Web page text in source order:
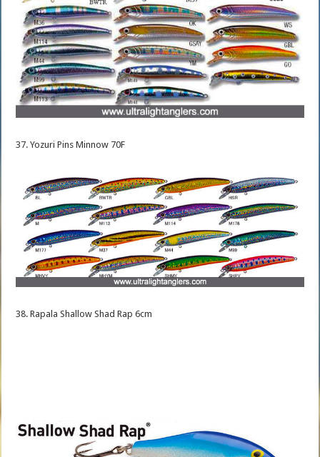
37. Yozuri Pins Minnow 70F
38. Rapala Shallow Shad Rap 6cm